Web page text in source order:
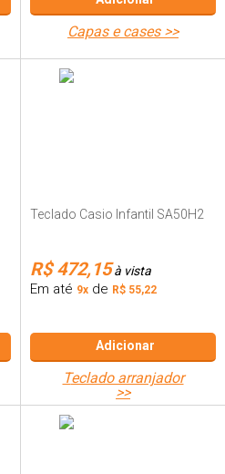
capas e cases >>
Teclado Casio Infantil SA50H2
R$ 472,15à vista
Em até 9x de R$ 55,22
Adicionar
teclado arranjador
>>